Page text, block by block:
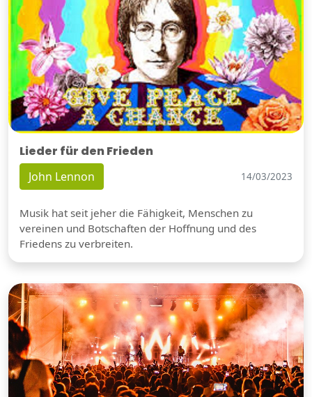
Lieder für den Frieden
John Lennon 14/03/2023
Musik hat seit jeher die Fähigkeit, Menschen zu
vereinen und Botschaften der Hoffnung und des
Friedens zu verbreiten.